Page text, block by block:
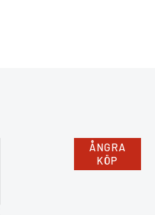
ÅNGRA
KÖP